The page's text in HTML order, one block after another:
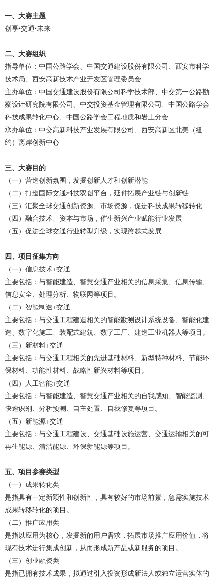
一、大赛主题
创享•交通•未来
二、大赛组织
指导单位：中国公路学会、中国交通建设股份有限公司、西安市科学
技术局、西安高新技术产业开发区管理委员会
主办单位：中国交通建设股份有限公司科学技术部、中交第一公路勘
察设计研究院有限公司、中交投资基金管理有限公司、中国公路学会
科技成果转化中心、中国公路学会工程地质和岩土分会
承办单位：中交高新科技产业发展有限公司、西安高新区北美（纽
约）离岸创新中心
三、大赛目的
（一）营造创新氛围，发掘创新人才和创新潜能
（二）打造国际交通科技双创平台，延伸拓展产业链与创新链
（三）汇聚全球交通创新资源、市场资源，促进科技成果转移转化
（四）融合技术、资本与市场，催生新兴产业赋能行业发展
（五）促进全球交通行业转型升级，实现跨越式发展
四、项目征集方向
（一）信息技术+交通
主要包括：与智能建造、智慧交通产业相关的信息采集、信息传输、
信息安全、处理分析、物联网等项目。
（二）智能制造+交通
主要包括：与交通工程建造相关的智能勘测设计系统设备、智能化建
造、数字化施工、装配式建筑、数字工厂、建造工业机器人等项目。
（三）新材料+交通
主要包括：与交通工程相关的先进基础材料、新型特种材料、节能环
保材料、功能性材料、战略性新兴材料等项目。
（四）人工智能+交通
主要包括：与智能建造、智慧交通产业相关的自我感知、智能监测、
快速识别、分析预测、自主处置、自我修复等项目。
（五）新能源+交通
主要包括：与交通工程建设、交通基础设施运营、交通运输相关的可
再生能源、清洁能源、环保新能源等项目。
五、项目参赛类型
（一）成果转化类
是指具有一定新颖性和创新性，具有较好的市场前景，急需实施技术
成果转移转化的项目。
（二）推广应用类
是指以应用为核心，发掘新的用户需求，拓展市场推广应用价值，将
现有技术进行集成创新，从而形成新产品或新服务的项目。
（三）创业融资类
是指已拥有技术成果，拟通过引入投资形成新法人或独立运营实体的